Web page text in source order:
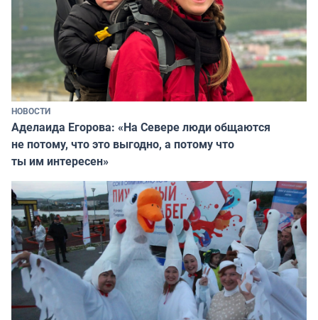
НОВОСТИ
Аделаида Егорова: «На Севере люди общаются
не потому, что это выгодно, а потому что
ты им интересен»